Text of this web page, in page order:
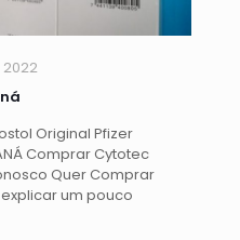
2022
Original Pfizer
Comprar Cytotec
Quer Comprar
um pouco